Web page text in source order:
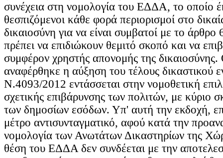
συνέχεια στη νομολογία του ΕΔΔΑ, το οποίο
θεσπιζόμενοι κάθε φορά περιορισμοί στο
δικαιοσύνη για να είναι συμβατοί με το
πρέπει να επιδιώκουν θεμιτό σκοπό και να
συμφέρον χρηστής απονομής της
αναφέρθηκε η αύξηση του τέλους δικαστικού
Ν.4093/2012 εντάσσεται στην νομοθετική
σχετικής επιβάρυνσης των πολιτών, με κύριο
των δημοσίων εσόδων. Υπ' αυτή την εκδοχή,
μέτρο αντισυνταγματικό, αφού κατά την
νομολογία των Ανωτάτων Δικαστηρίων της
θέση του ΕΔΔΑ δεν συνδέεται με την